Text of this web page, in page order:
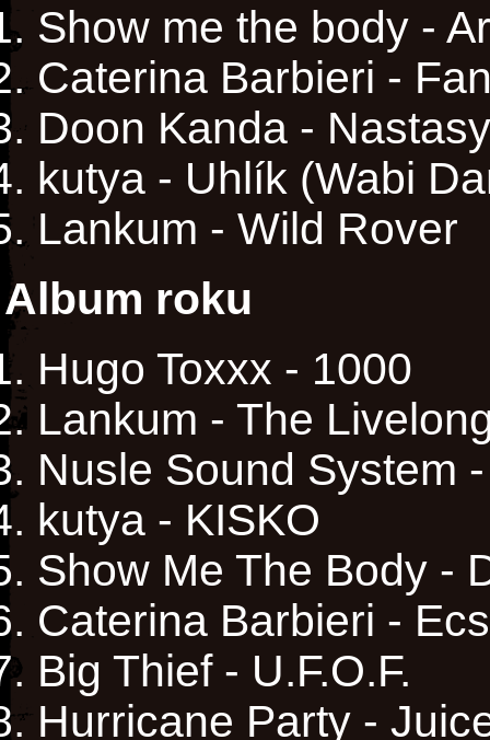
Show me the body -
Caterina Barbieri -
Doon Kanda -
kutya - Uhlík (Wabi
Lankum - Wild Rover
Album roku
Hugo Toxxx - 1000
Lankum - The
Nusle Sound System
kutya - KISKO
Show Me The Body -
Caterina Barbieri -
Big Thief - U.F.O.F.
Hurricane Party -